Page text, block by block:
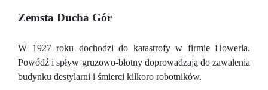
Zemsta Ducha Gór
W 1927 roku dochodzi do katastrofy w firmie Howerla.
Powódź i spływ gruzowo-błotny doprowadzają do zawalenia
budynku destylarni i śmierci kilkoro robotników.